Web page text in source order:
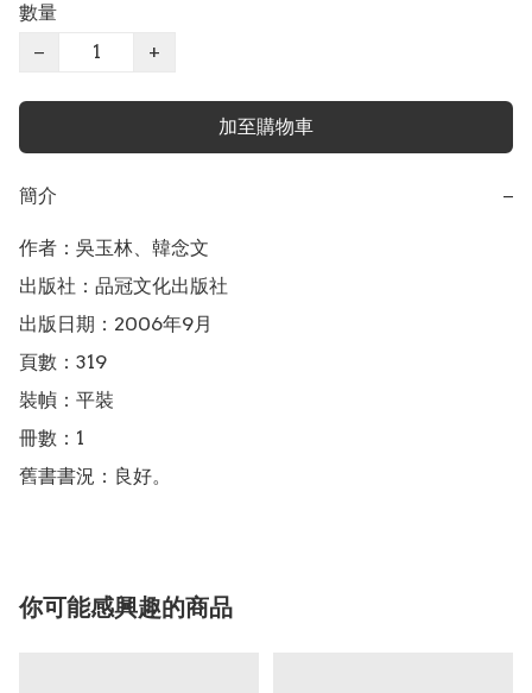
數量
−
+
加至購物車
簡介 −
作者：吳玉林、韓念文
出版社：品冠文化出版社
出版日期：2006年9月
頁數：319
裝幀：平裝
冊數：1
你可能感興趣的商品